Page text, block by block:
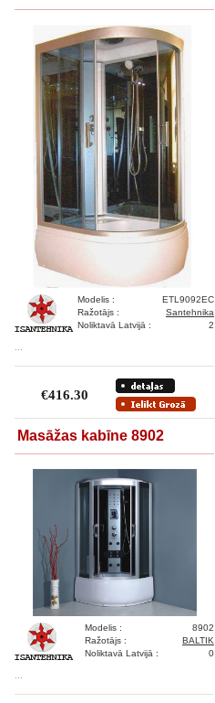
Modelis :
ETL9092EC
Ražotājs :
Santehnika
Noliktavā Latvijā :
2
€416.30
Masāžas kabīne 8902
Modelis :
8902
Ražotājs :
BALTIK
Noliktavā Latvijā :
0